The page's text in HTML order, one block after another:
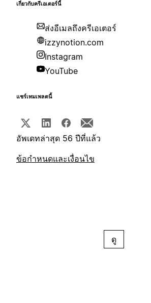
เกี่ยวกับครีเอเตอร์นี้
ส่งอีเมลถึงครีเอเตอร์
izzynotion.com
Instagram
YouTube
แชร์เทมเพลตนี้
อัพเดทล่าสุด 56 ปีที่แล้ว
ข้อกำหนดและเงื่อนไข
ดู